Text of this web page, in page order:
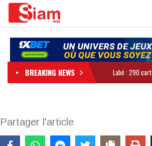
BREAKING NEWS
Partager l'article